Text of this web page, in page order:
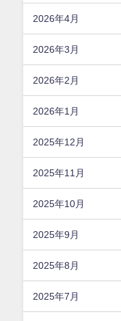
2026年4月
2026年3月
2026年2月
2026年1月
2025年12月
2025年11月
2025年10月
2025年9月
2025年8月
2025年7月